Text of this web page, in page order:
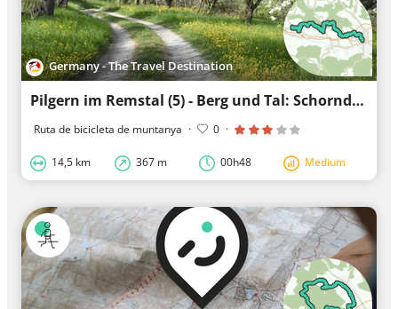
Germany - The Travel Destination
Pilgern im Remstal (5) - Berg und Tal: Schorndorf bis Grunbach
Ruta de bicicleta de muntanya · 0 ·
14,5 km 367 m 00h48 Medium